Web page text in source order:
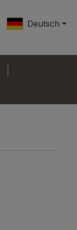
Warenkorb
Deutsch